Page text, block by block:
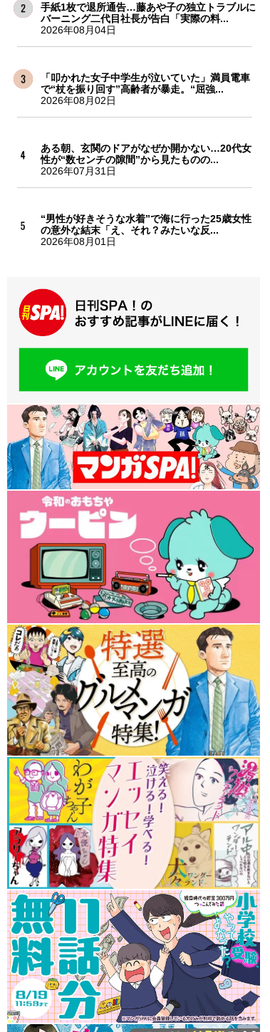
手紙1枚で退所通告…藤あや子の独立トラブルに
バーニング二代目社長が告白「実際の料...
2026年08月04日
「叩かれた女子中学生が泣いていた」満員電車
で“杖を振り回す”高齢者が暴走。“屈強...
2026年08月02日
ある朝、玄関のドアがなぜか開かない…20代女
性が“数センチの隙間”から見たものの...
2026年07月31日
“男性が好きそうな水着”で海に行った25歳女性
の意外な結末「え、それ？みたいな反...
2026年08月01日